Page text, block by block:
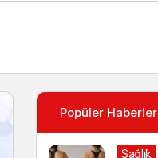
Popüler Haberler
Sağlık